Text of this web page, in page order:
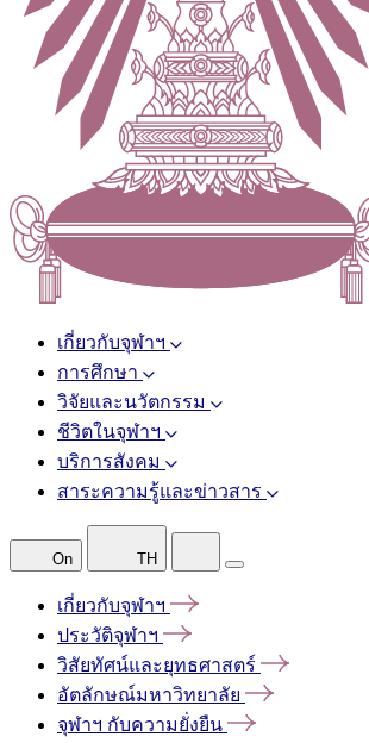
เกี่ยวกับจุฬาฯ
การศึกษา
วิจัยและนวัตกรรม
ชีวิตในจุฬาฯ
บริการสังคม
สาระความรู้และข่าวสาร
On TH
เกี่ยวกับจุฬาฯ
ประวัติจุฬาฯ
วิสัยทัศน์และยุทธศาสตร์
อัตลักษณ์มหาวิทยาลัย
จุฬาฯ กับความยั่งยืน